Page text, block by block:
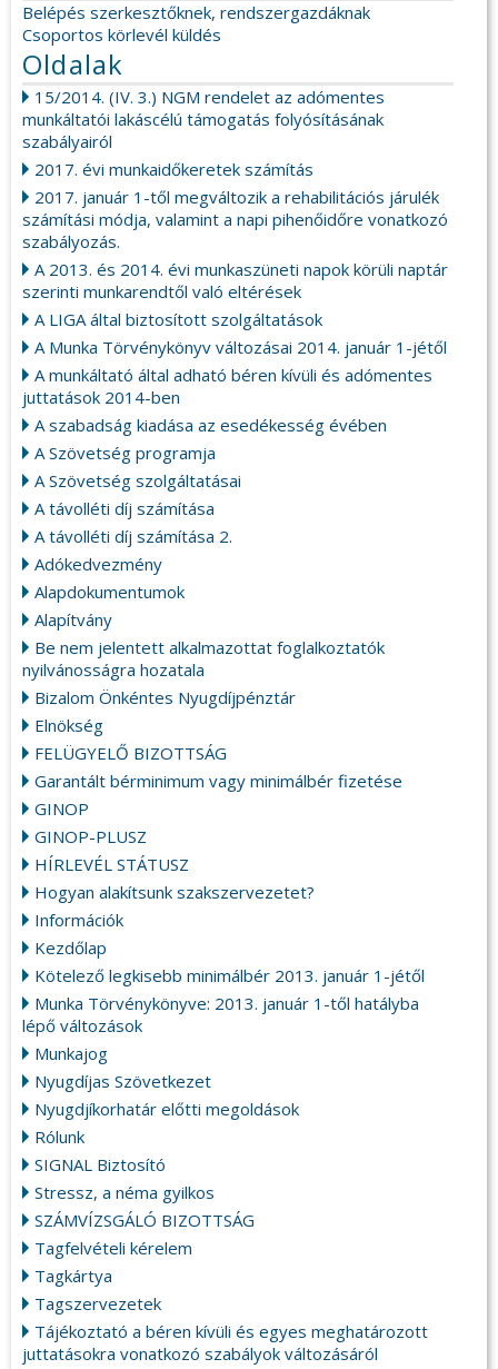
Belépés szerkesztőknek, rendszergazdáknak
Csoportos körlevél küldés
Oldalak
15/2014. (IV. 3.) NGM rendelet az adómentes
munkáltatói lakáscélú támogatás folyósításának
szabályairól
2017. évi munkaidőkeretek számítás
2017. január 1-től megváltozik a rehabilitációs járulék
számítási módja, valamint a napi pihenőidőre vonatkozó
szabályozás.
A 2013. és 2014. évi munkaszüneti napok körüli naptár
szerinti munkarendtől való eltérések
A LIGA által biztosított szolgáltatások
A Munka Törvénykönyv változásai 2014. január 1-jétől
A munkáltató által adható béren kívüli és adómentes
juttatások 2014-ben
A szabadság kiadása az esedékesség évében
A Szövetség programja
A Szövetség szolgáltatásai
A távolléti díj számítása
A távolléti díj számítása 2.
Adókedvezmény
Alapdokumentumok
Alapítvány
Be nem jelentett alkalmazottat foglalkoztatók
nyilvánosságra hozatala
Bizalom Önkéntes Nyugdíjpénztár
Elnökség
FELÜGYELŐ BIZOTTSÁG
Garantált bérminimum vagy minimálbér fizetése
GINOP
GINOP-PLUSZ
HÍRLEVÉL STÁTUSZ
Hogyan alakítsunk szakszervezetet?
Információk
Kezdőlap
Kötelező legkisebb minimálbér 2013. január 1-jétől
Munka Törvénykönyve: 2013. január 1-től hatályba
lépő változások
Munkajog
Nyugdíjas Szövetkezet
Nyugdjíkorhatár előtti megoldások
Rólunk
SIGNAL Biztosító
Stressz, a néma gyilkos
SZÁMVÍZSGÁLÓ BIZOTTSÁG
Tagfelvételi kérelem
Tagkártya
Tagszervezetek
Tájékoztató a béren kívüli és egyes meghatározott
juttatásokra vonatkozó szabályok változásáról